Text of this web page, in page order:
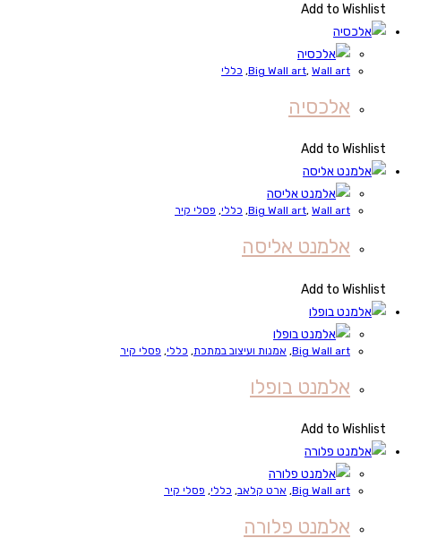
Add to Wishlist
Big Wall art, Wall art
, כללי
אלכסיה
Add to Wishlist
Big Wall art, Wall art
, כללי, פסלי קיר
אלמנט אליסה
Add to Wishlist
Big Wall art
, אמנות ועיצוב במתכת, כללי, פסלי קיר
אלמנט בופלו
Add to Wishlist
Big Wall art
, ארט קלאב, כללי, פסלי קיר
אלמנט פלורה